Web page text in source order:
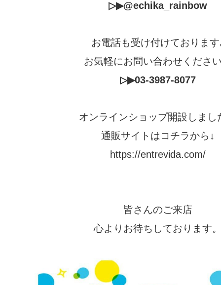
▷▶@echika_rainbow
お電話も受け付けております
お気軽にお問い合わせくださ
▷▶03-3987-8077
オンラインショップ開設しまし
通販サイトはコチラから↓
https://entrevida.com/
皆さんのご来店
心よりお待ちしております